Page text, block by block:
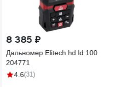
8 385 ₽
Дальномер Elitech hd ld 100
204771
4.6(31)